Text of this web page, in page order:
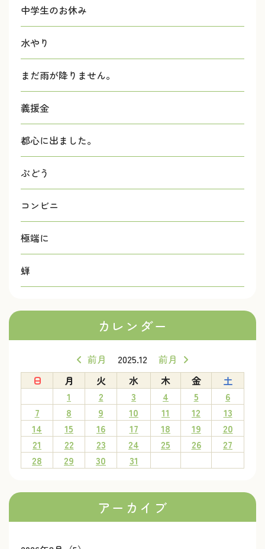
中学生のお休み
水やり
まだ雨が降りません。
義援金
都心に出ました。
ぶどう
コンビニ
極端に
蝉
カレンダー
前月 2025.12
前月
日
月 火 水 木 金
土
1
2 3 4 5
6
7
8 9 10 11 12
13
14
15 16 17 18 19
20
21
22 23 24 25 26
27
28
29 30 31
アーカイブ